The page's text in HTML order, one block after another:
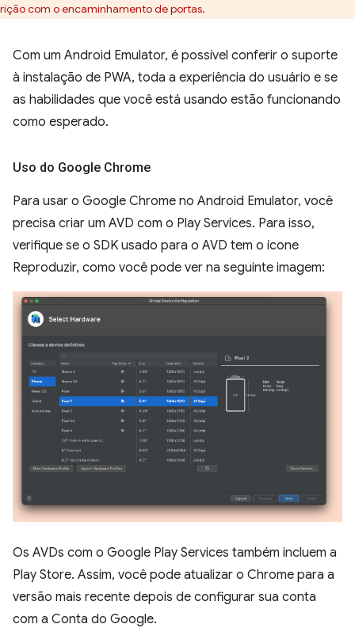
com o encaminhamento de portas.
Com um Android Emulator, é possível conferir o suporte
à instalação de PWA, toda a experiência do usuário e se
as habilidades que você está usando estão funcionando
como esperado.
Uso do Google Chrome
Para usar o Google Chrome no Android Emulator, você
precisa criar um AVD com o Play Services. Para isso,
verifique se o SDK usado para o AVD tem o ícone
Reproduzir, como você pode ver na seguinte imagem:
Os AVDs com o Google Play Services também incluem a
Play Store. Assim, você pode atualizar o Chrome para a
versão mais recente depois de configurar sua conta
com a Conta do Google.